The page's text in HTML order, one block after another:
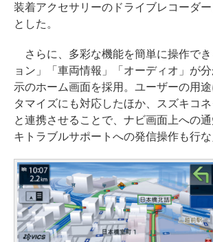
装着アクセサリーのドライブレコーダ
とした。
さらに、多彩な機能を簡単に操作で
ョン」「車両情報」「オーディオ」が
示のホーム画面を採用。ユーザーの用
タマイズにも対応したほか、スズキコ
と連携させることで、ナビ画面上への
キトラブルサポートへの発信操作も行な